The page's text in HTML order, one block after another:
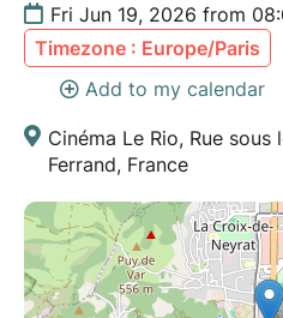
Fri Jun 19, 2026 from
Timezone : Europe/Paris
Add to my calendar
Cinéma Le Rio, Rue
Ferrand, France